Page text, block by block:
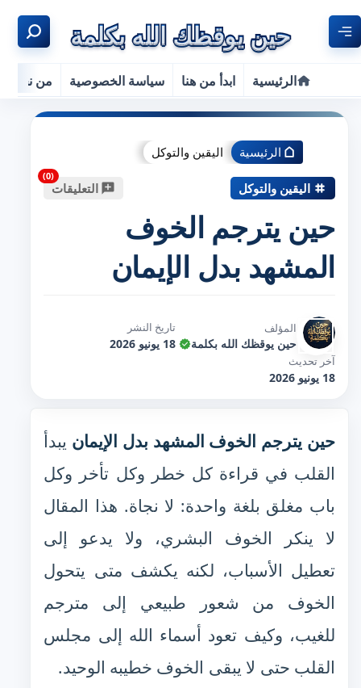
الرئيسية ابدأ من هنا سياسة الخصوصية من نحن
الرئيسية اليقين والتوكل
اليقين والتوكل التعليقات
حين يترجم الخوف
المشهد بدل الإيمان
المؤلف
حين يوقظك الله بكلمة
تاريخ النشر
18 يونيو 2026
آخر تحديث
18 يونيو 2026
حين يترجم الخوف المشهد بدل الإيمان يبدأ
القلب في قراءة كل خطر وكل تأخر وكل
باب مغلق بلغة واحدة: لا نجاة. هذا المقال
لا ينكر الخوف البشري، ولا يدعو إلى
تعطيل الأسباب، لكنه يكشف متى يتحول
الخوف من شعور طبيعي إلى مترجم
للغيب، وكيف تعود أسماء الله إلى مجلس
القلب حتى لا يبقى الخوف خطيبه الوحيد.